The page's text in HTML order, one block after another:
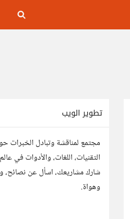
تطوير الويب
مجتمع لمناقشة وتبادل
التقنيات، اللغات، والأدوات في
شارك مشاريعك، اسأل عن
وهواة.